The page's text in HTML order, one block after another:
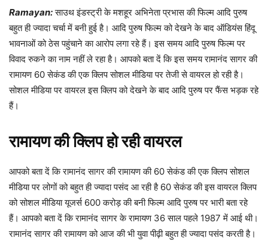
Ramayan: साउथ इंडस्ट्री के मशहूर अभिनेता प्रभास की फिल्म आदि पुरुष
बहुत ही ज्यादा चर्चा में बनी हुई है। आदि पुरुष फिल्म को देखने के बाद ऑडियंस हिंदू
भावनाओं को ठेस पहुंचाने का आरोप लगा रहे हैं। इस समय आदि पुरुष फिल्म पर
विवाद रुकने का नाम नहीं ले रहा है। आपको बता दें कि इस समय रामानंद सागर की
रामायण 60 सेकंड की एक क्लिप सोशल मीडिया पर तेजी से वायरल हो रही है।
सोशल मीडिया पर वायरल इस क्लिप को देखने के बाद आदि पुरुष पर फैंस भड़क रहे
हैं।
रामायण की क्लिप हो रही वायरल
आपको बता दें कि रामानंद सागर की रामायण की 60 सेकंड की एक क्लिप सोशल
मीडिया पर लोगों को बहुत ही ज्यादा पसंद आ रही है 60 सेकंड की इस वायरल क्लिप
को सोशल मीडिया यूजर्स 600 करोड़ की बनी फिल्म आदि पुरुष पर भारी बता रहे
हैं। आपको बता दें कि रामानंद सागर के रामायण 36 साल पहले 1987 में आई थी।
रामानंद सागर की रामायण को आज की भी युवा पीढ़ी बहुत ही ज्यादा पसंद करती है।